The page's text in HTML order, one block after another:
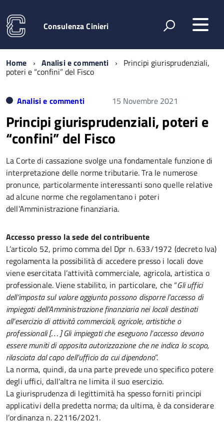
Consulenza Cinieri
Home Analisi e commenti Principi giurisprudenziali,
poteri e “confini” del Fisco
Analisi e commenti 15 Novembre 2021
Principi giurisprudenziali, poteri e
“confini” del Fisco
La Corte di cassazione svolge una fondamentale funzione di
interpretazione delle norme tributarie. Tra le numerose
pronunce, particolarmente interessanti sono quelle relative
ad alcune norme che regolamentano i poteri
dell’Amministrazione finanziaria.
Accesso presso la sede del contribuente
L’articolo 52, primo comma del Dpr n. 633/1972 (decreto Iva)
regolamenta la possibilità di accedere presso i locali dove
viene esercitata l’attività commerciale, agricola, artistica o
professionale. Viene stabilito, in particolare, che “Gli uffici
dell’imposta sul valore aggiunto possono disporre l’accesso di
impiegati dell’Amministrazione finanziaria nei locali destinati
all’esercizio di attività commerciali, agricole, artistiche o
professionali […] Gli impiegati che eseguono l’accesso devono
essere muniti di apposita autorizzazione che ne indica lo scopo,
rilasciata dal capo dell’ufficio da cui dipendono”.
La norma, quindi, da una parte prevede uno specifico potere
degli uffici, dall’altra ne limita il suo esercizio.
La giurisprudenza di legittimità ha spesso forniti principi
applicativi della predetta norma; da ultima, è da considerare
l’ordinanza n. 22116/2021.